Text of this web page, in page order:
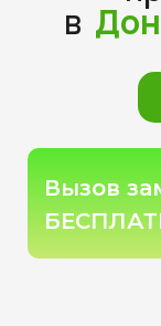
в
Вызов